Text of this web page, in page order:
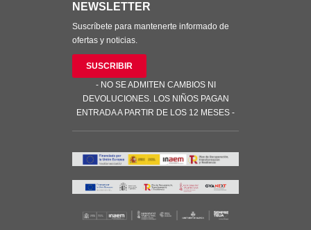
NEWSLETTER
Suscríbete para mantenerte informado de
ofertas y noticias.
SUSCRIBIR
- NO SE ADMITEN CAMBIOS NI
DEVOLUCIONES. LOS NIÑOS PAGAN
ENTRADA A PARTIR DE LOS 12 MESES -